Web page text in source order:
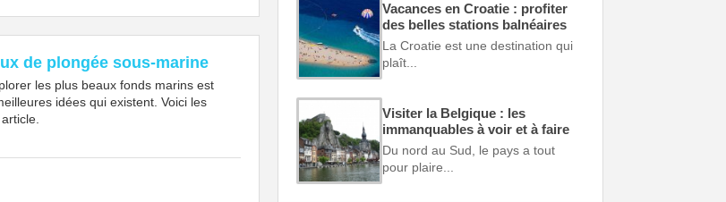
de plongée sous-marine
les plus beaux fonds marins est
idées qui existent. Voici les
Vacances en Croatie : profiter
des belles stations balnéaires
La Croatie est une destination qui
plaît...
Visiter la Belgique : les
immanquables à voir et à faire
Du nord au Sud, le pays a tout
pour plaire...